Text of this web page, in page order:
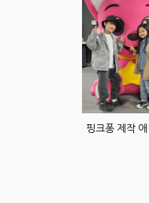
핑크퐁 제작